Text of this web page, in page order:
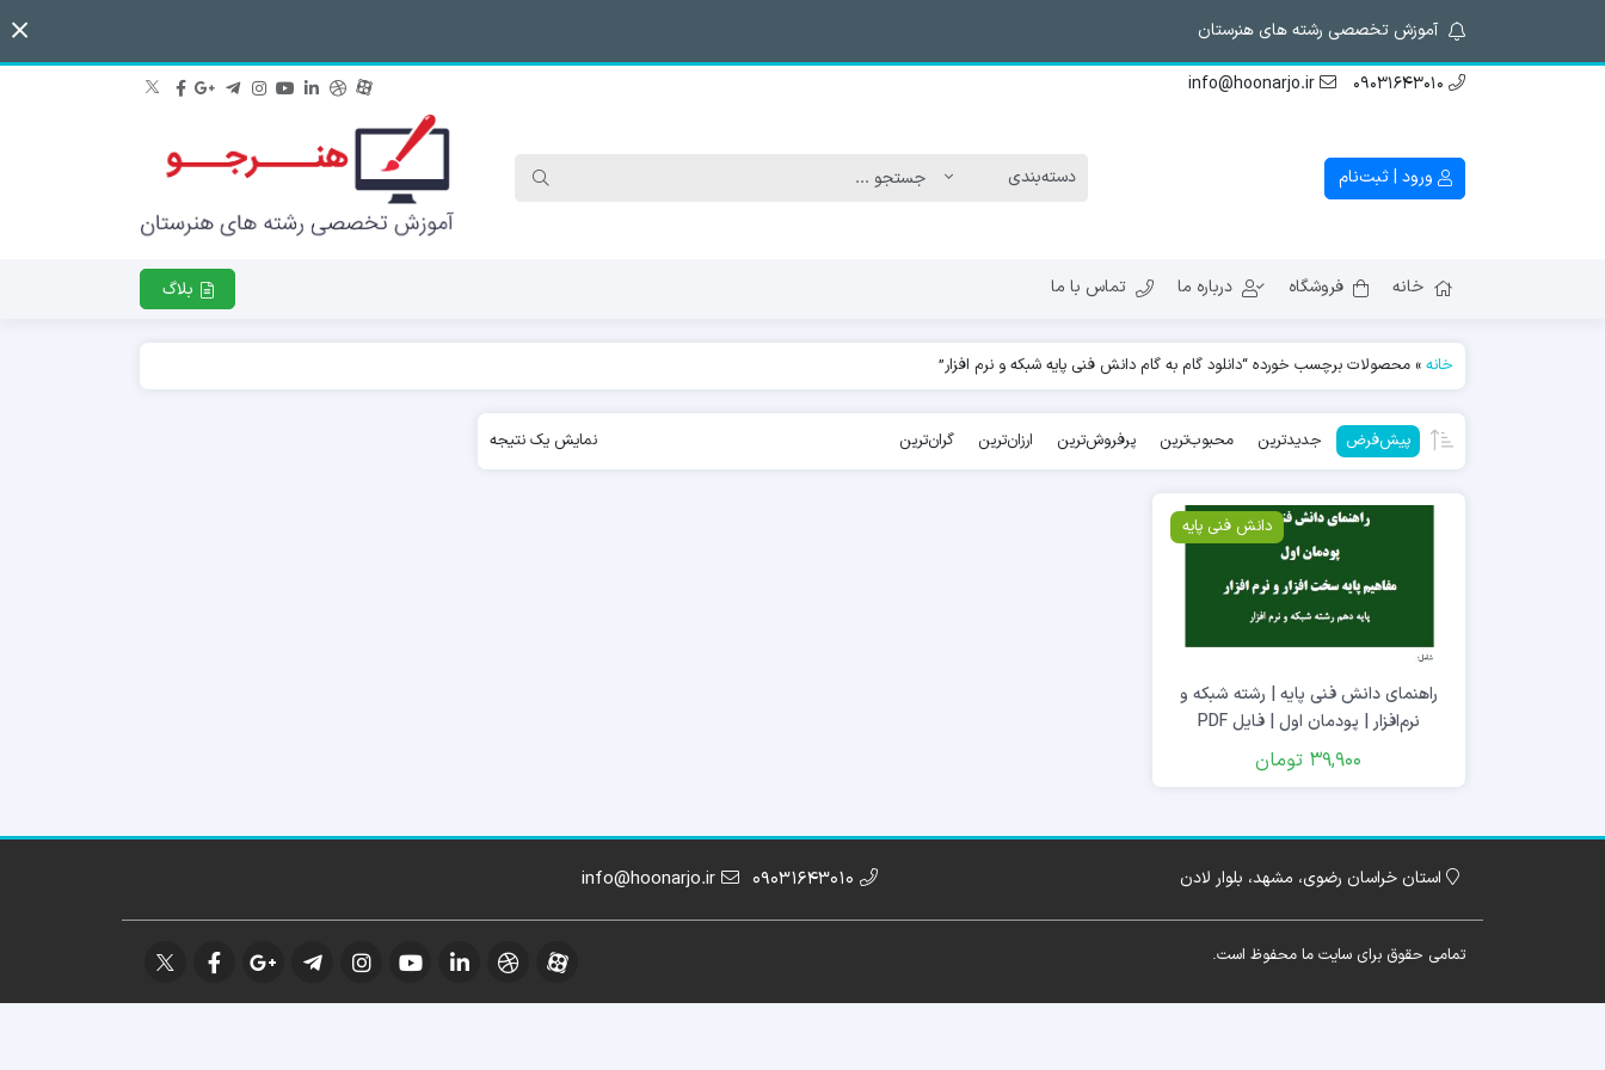
آموزش تخصصی رشته های هنرستان
09031643010
info@hoonarjo.ir
ورود | ثبت‌نام
خانه فروشگاه درباره ما تماس با ما بلاگ
خانه » محصولات برچسب خورده “دانلود گام به گام دانش فنی پایه شبکه و نرم افزار”
پیش‌فرض جدیدترین محبوب‌ترین پرفروش‌ترین ارزان‌ترین گران‌ترین نمایش یک نتیجه
دانش فنی پایه
راهنمای دانش فنی پایه | رشته شبکه و
نرم‌افزار | پودمان اول | فایل PDF
39,900 تومان
استان خراسان رضوی، مشهد، بلوار لادن 09031643010
info@hoonarjo.ir
تمامی حقوق برای سایت ما محفوظ است.